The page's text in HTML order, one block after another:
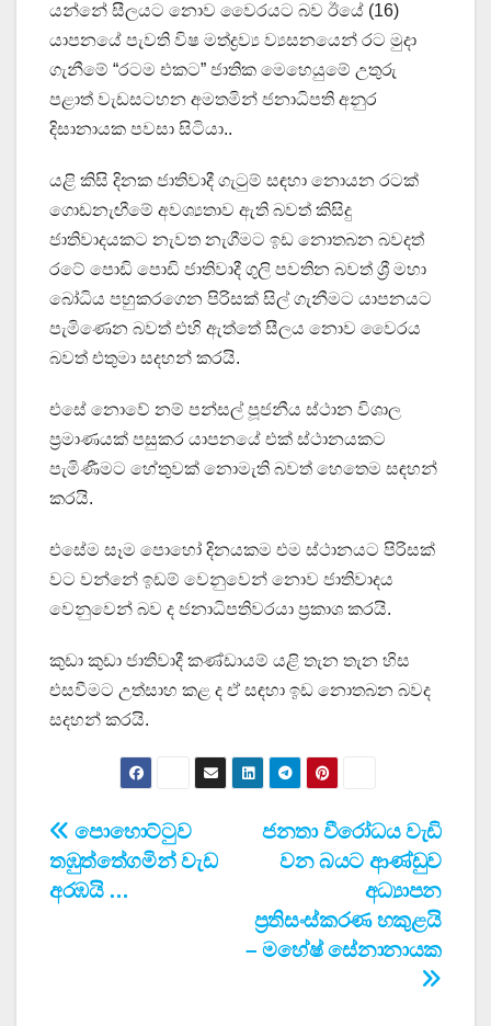
යන්නේ සීලයට නොව වෛරයට බව ඊයේ (16)
යාපනයේ පැවති විෂ මත්ද්‍රව්‍ය ව්‍යසනයෙන් රට මුදා
ගැනීමේ “රටම එකට” ජාතික මෙහෙයුමේ උතුරු
පළාත් වැඩසටහන අමතමින් ජනාධිපති අනුර
දිසානායක පවසා සිටියා..
යළි කිසි දිනක ජාතිවාදී ගැටුම් සඳහා නොයන රටක්
ගොඩනැඟීමේ අවශ්‍යතාව ඇති බවත් කිසිදු
ජාතිවාදයකට නැවත නැගීමට ඉඩ නොතබන බවදත්
රටේ පොඩි පොඩි ජාතිවාදී ගුලි පවතින බවත් ශ්‍රී මහා
බෝධිය පහුකරගෙන පිරිසක් සිල් ගැනීමට යාපනයට
පැමිණෙන බවත් එහි ඇත්තේ සීලය නොව වෛරය
බවත් එතුමා සදහන් කරයි.
එසේ නොවේ නම් පන්සල් පූජනීය ස්ථාන විශාල
ප්‍රමාණයක් පසුකර යාපනයේ එක් ස්ථානයකට
පැමිණීමට හේතුවක් නොමැති බවත් හෙතෙම සඳහන්
කරයි.
එසේම සෑම පොහෝ දිනයකම එම ස්ථානයට පිරිසක්
වට වන්නේ ඉඩම් වෙනුවෙන් නොව ජාතිවාදය
වෙනුවෙන් බව ද ජනාධිපතිවරයා ප්‍රකාශ කරයි.
කුඩා කුඩා ජාතිවාදී කණ්ඩායම් යළි තැන තැන හිස
එසවීමට උත්සාහ කළ ද ඒ සඳහා ඉඩ නොතබන බවද
සදහන් කරයි.
Post
navigation
ජනතා වීරෝධය වැඩි
වන බයට ආණ්ඩුව
අධ්‍යාපන
ප්‍රතිසංස්කරණ හකුළයි
– මහේෂ් සේනානායක
පොහොට්ටුව
තඹුත්තේගමින් වැඩ
අරඹයි …